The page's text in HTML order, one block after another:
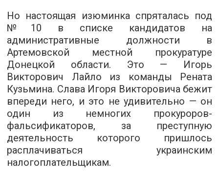
Но настоящая изюминка спряталась под
№10 в списке кандидатов на
административные должности в
Артемовской местной прокуратуре
Донецкой области. Это — Игорь
Викторович Лайло из команды Рената
Кузьмина. Слава Игоря Викторовича бежит
впереди него, и это не удивительно — он
один из немногих прокуроров-
фальсификаторов, за преступную
деятельность которого пришлось
расплачиваться украинским
налогоплательщикам.